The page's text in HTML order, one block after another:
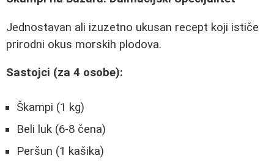
Jednostavan ali izuzetno ukusan recept koji ističe
prirodni okus morskih plodova.
Sastojci (za 4 osobe):
Škampi (1 kg)
Beli luk (6-8 čena)
Peršun (1 kašika)